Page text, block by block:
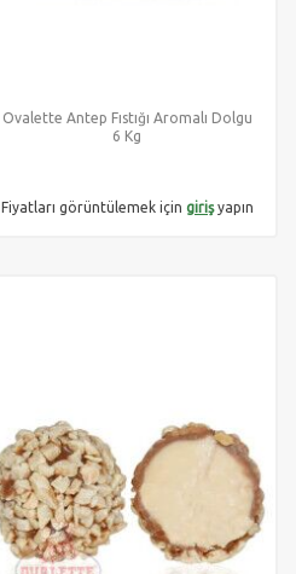
Ovalette Antep Fıstığı Aromalı Dolgu
6 Kg
Fiyatları görüntülemek için girişyapın